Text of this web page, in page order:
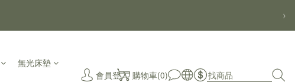
›
無光床墊
會員登入 購物車(0)